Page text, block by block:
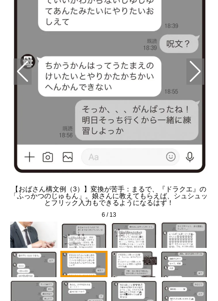
【おばさん構文例（3）】変換が苦手：まるで、『ドラクエ』の
「ふっかつのじゅもん」。娘さんに教えてもらえば、シュシュッ
とフリック入力もできるようになるはず！
6 / 13